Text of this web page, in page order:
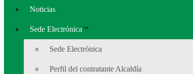
Noticias
Sede Electrónica
Sede Electrónica
Perfil del contratante Alcaldía